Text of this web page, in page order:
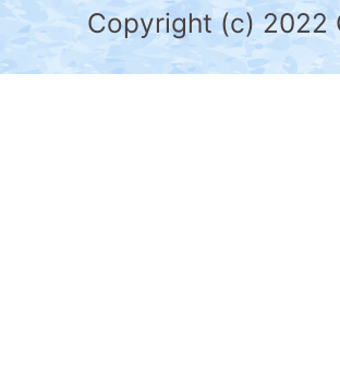
県
の
Copyright (c) 2022